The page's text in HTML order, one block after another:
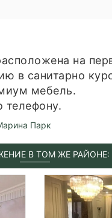
на
в санитарно
мебель.
телефону.
Парк
В ТОМ ЖЕ РАЙОНЕ: